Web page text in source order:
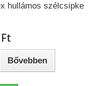
hullámos szélcsipke
Bővebben